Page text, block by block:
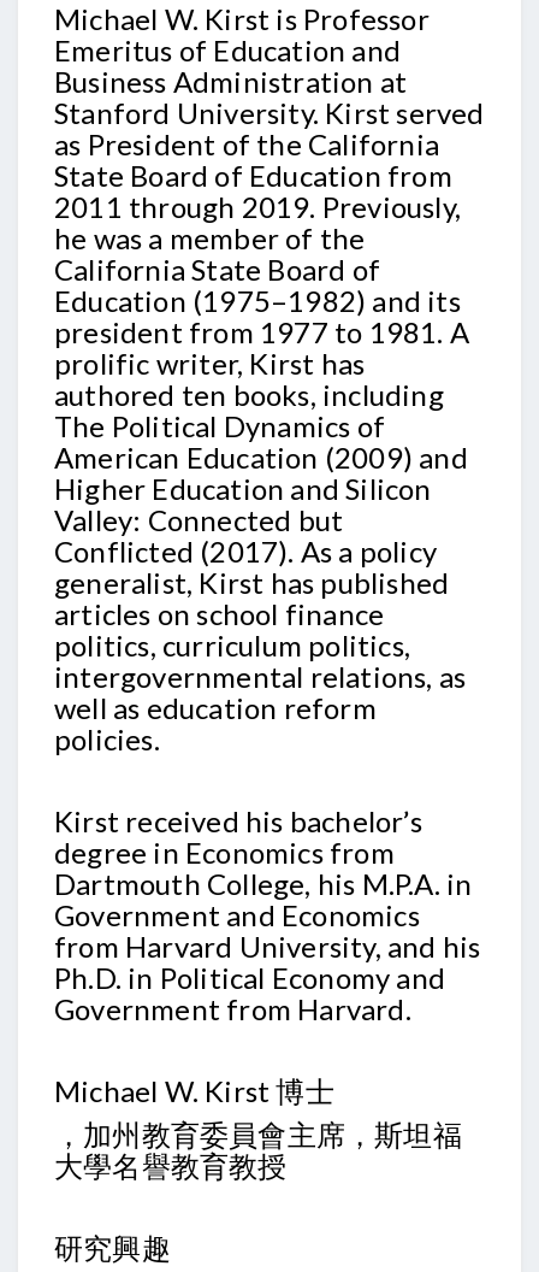
Michael W. Kirst is Professor
Emeritus of Education and
Business Administration at
Stanford University. Kirst served
as President of the California
State Board of Education from
2011 through 2019. Previously,
he was a member of the
California State Board of
Education (1975–1982) and its
president from 1977 to 1981. A
prolific writer, Kirst has
authored ten books, including
The Political Dynamics of
American Education (2009) and
Higher Education and Silicon
Valley: Connected but
Conflicted (2017). As a policy
generalist, Kirst has published
articles on school finance
politics, curriculum politics,
intergovernmental relations, as
well as education reform
policies.
Kirst received his bachelor’s
degree in Economics from
Dartmouth College, his M.P.A. in
Government and Economics
from Harvard University, and his
Ph.D. in Political Economy and
Government from Harvard.
Michael W. Kirst 博士
，加州教育委員會主席，斯坦福
大學名譽教育教授
研究興趣